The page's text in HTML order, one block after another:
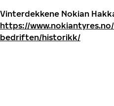
Vinterdekkene Nokian
https://
bedriften/historikk/